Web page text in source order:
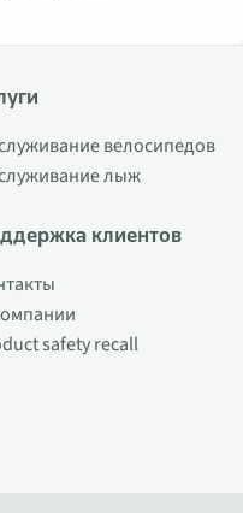
велосипедов
лыж
клиентов
safety recall